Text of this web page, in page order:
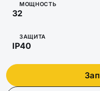
МОЩНОСТЬ
32
ЗАЩИТА
IP40